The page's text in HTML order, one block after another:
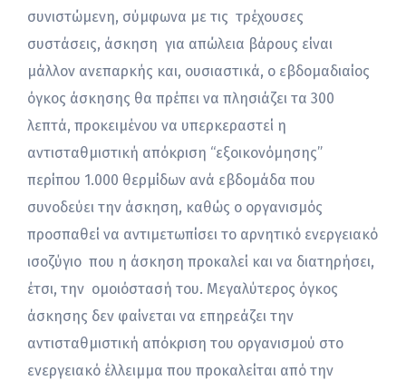
συνιστώμενη, σύμφωνα με τις τρέχουσες
συστάσεις, άσκηση για απώλεια βάρους είναι
μάλλον ανεπαρκής και, ουσιαστικά, ο εβδομαδιαίος
όγκος άσκησης θα πρέπει να πλησιάζει τα 300
λεπτά, προκειμένου να υπερκεραστεί η
αντισταθμιστική απόκριση “εξοικονόμησης”
περίπου 1.000 θερμίδων ανά εβδομάδα που
συνοδεύει την άσκηση, καθώς ο οργανισμός
προσπαθεί να αντιμετωπίσει το αρνητικό ενεργειακό
ισοζύγιο που η άσκηση προκαλεί και να διατηρήσει,
έτσι, την ομοιόστασή του. Μεγαλύτερος όγκος
άσκησης δεν φαίνεται να επηρεάζει την
αντισταθμιστική απόκριση του οργανισμού στο
ενεργειακό έλλειμμα που προκαλείται από την